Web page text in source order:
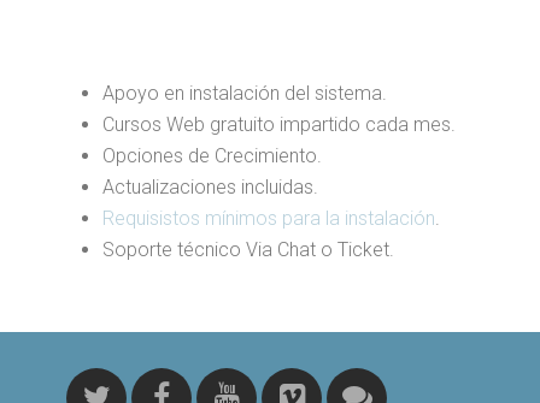
Apoyo en instalación del sistema.
Cursos Web gratuito impartido cada mes.
Opciones de Crecimiento.
Actualizaciones incluidas.
Requisistos mínimos para la instalación.
Soporte técnico Via Chat o Ticket.